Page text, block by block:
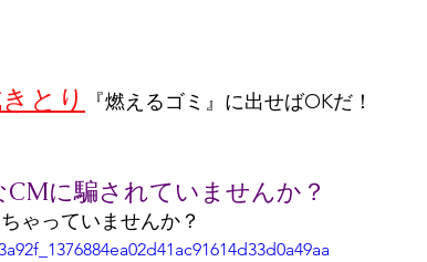
とり 『燃えるゴミ』に出せばOKだ！
に騙されていませんか？
ゃっていませんか？